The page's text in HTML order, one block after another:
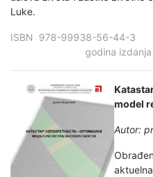
Luke.
ISBN 978-99938-
godina izdanja
model
Autor: